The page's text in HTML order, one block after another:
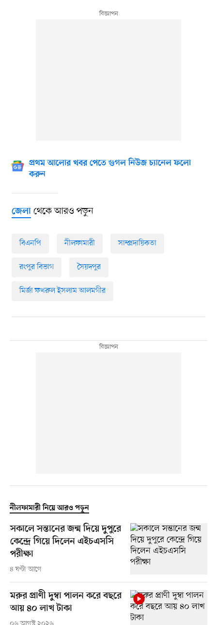
প্রথম আলোর খবর পেতে গুগল নিউজ চ্যানেল ফলো
করুন
জেলাথেকে আরও পড়ুন
বিএনপি নীলফামারী সাম্প্রদায়িকতা
রংপুর বিভাগ সৈয়দপুর
মির্জা ফখরুল ইসলাম আলমগীর
নীলফামারী নিয়ে আরও পড়ুন
সকালে সন্তানের জন্ম দিয়ে দুপুরে
কেন্দ্রে গিয়ে দিলেন এইচএসসি
পরীক্ষা
৪ ঘণ্টা আগে
মরুর প্রাণী দুম্বা পালন করে বছরে
আয় ৪০ লাখ টাকা